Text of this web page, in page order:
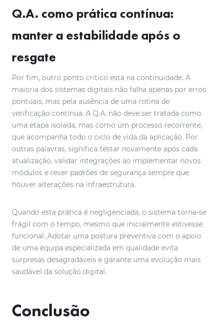
Q.A. como prática contínua:
manter a estabilidade após o
resgate
Por fim, outro ponto crítico está na continuidade. A
maioria dos sistemas digitais não falha apenas por erros
pontuais, mas pela ausência de uma rotina de
verificação contínua. A Q.A. não deve ser tratada como
uma etapa isolada, mas como um processo recorrente,
que acompanha todo o ciclo de vida da aplicação. Por
outras palavras, significa testar novamente após cada
atualização, validar integrações ao implementar novos
módulos e rever padrões de segurança sempre que
houver alterações na infraestrutura.
Quando esta prática é negligenciada, o sistema torna-se
frágil com o tempo, mesmo que inicialmente estivesse
funcional. Adotar uma postura preventiva com o apoio
de uma equipa especializada em qualidade evita
surpresas desagradáveis e garante uma evolução mais
saudável da solução digital.
Conclusão